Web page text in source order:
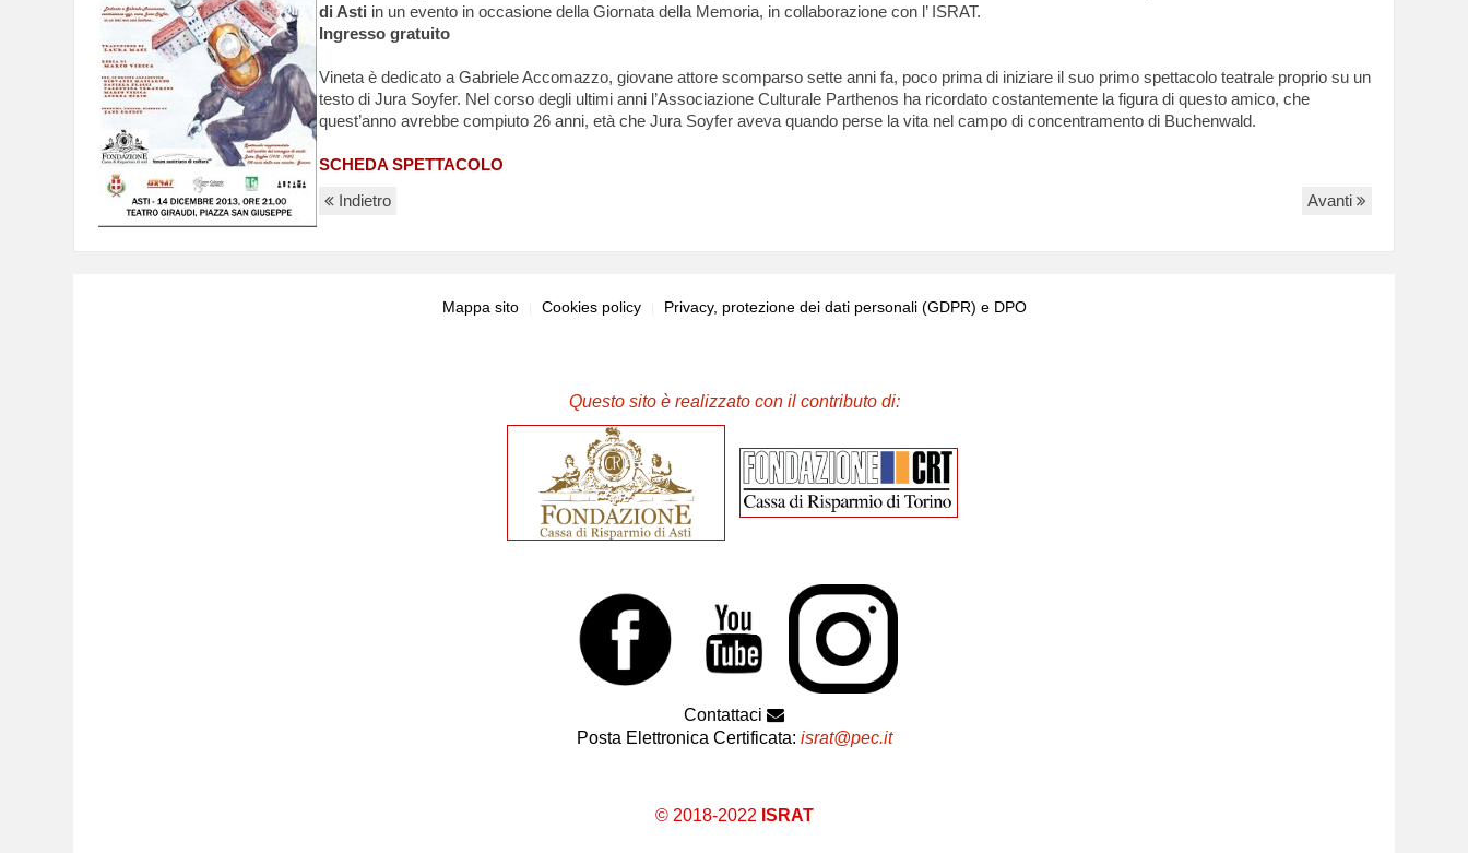
di Asti in un evento in occasione della Giornata della Memoria, in collaborazione con l’ ISRAT.
Ingresso gratuito
Vineta è dedicato a Gabriele Accomazzo, giovane attore scomparso sette anni fa, poco prima di iniziare il suo primo spettacolo teatrale proprio su un
testo di Jura Soyfer. Nel corso degli ultimi anni l’Associazione Culturale Parthenos ha ricordato costantemente la figura di questo amico, che
quest’anno avrebbe compiuto 26 anni, età che Jura Soyfer aveva quando perse la vita nel campo di concentramento di Buchenwald.
SCHEDA SPETTACOLO
Indietro
Avanti
Mappa sito Cookies policy Privacy, protezione dei dati personali (GDPR) e DPO
Questo sito è realizzato con il contributo di:
Contattaci
Posta Elettronica Certificata: israt@pec.it
© 2018-2022 ISRAT